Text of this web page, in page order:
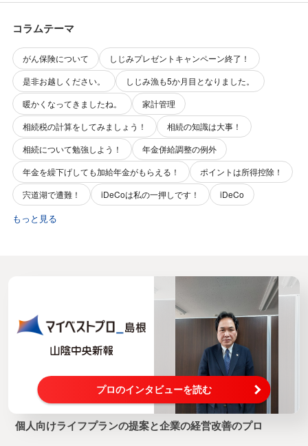
コラムテーマ
がん保険について
しじみプレゼントキャンペーン終了！
是非お越しください。
しじみ漁も5か月目となりました。
暖かくなってきましたね。
家計管理
相続税の計算をしてみましょう！
相続の知識は大事！
相続について勉強しよう！
年金併給調整の例外
年金を繰下げしても加給年金がもらえる！
ポイントは所得控除！
宍道湖で遭難！
iDeCoは私の一押しです！ iDeCo
もっと見る
プロのインタビューを読む
個人向けライフプランの提案と企業の経営改善のプロ